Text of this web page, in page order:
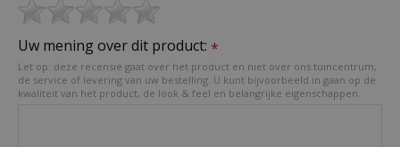
Uw mening over dit product: *
Let op: deze recensie gaat over het product en niet over ons tuincentrum,
de service of levering van uw bestelling. U kunt bijvoorbeeld in gaan op de
kwaliteit van het product, de look & feel en belangrijke eigenschappen.